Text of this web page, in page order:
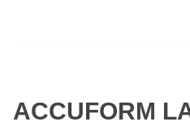
ACCUFORM